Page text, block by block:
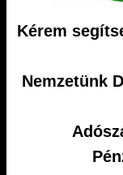
Kérem
Nemzetünk